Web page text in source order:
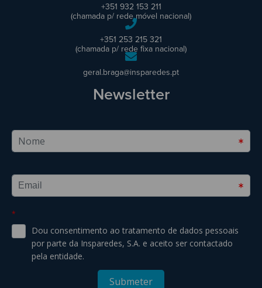
+351 932 153 211
(chamada p/ rede móvel nacional)
+351 253 215 321
(chamada p/ rede fixa nacional)
geral.braga@insparedes.pt
Newsletter